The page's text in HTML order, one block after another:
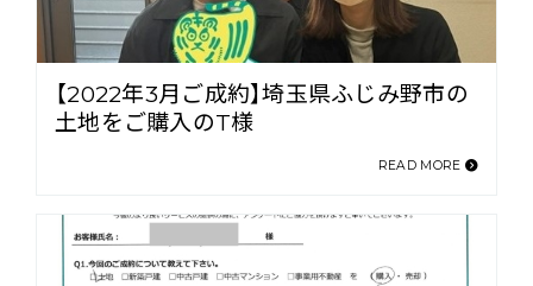
【2022年3月ご成約】埼玉県ふじみ野市の
土地をご購入のT様
READ MORE